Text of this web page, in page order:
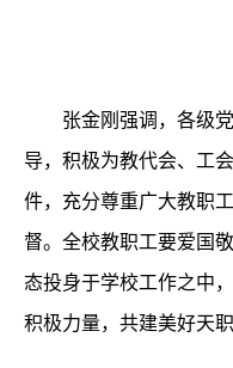
张金刚强调，各级
导，积极为教代会、工
件，充分尊重广大教职
督。全校教职工要爱国
态投身于学校工作之中
积极力量，共建美好天职